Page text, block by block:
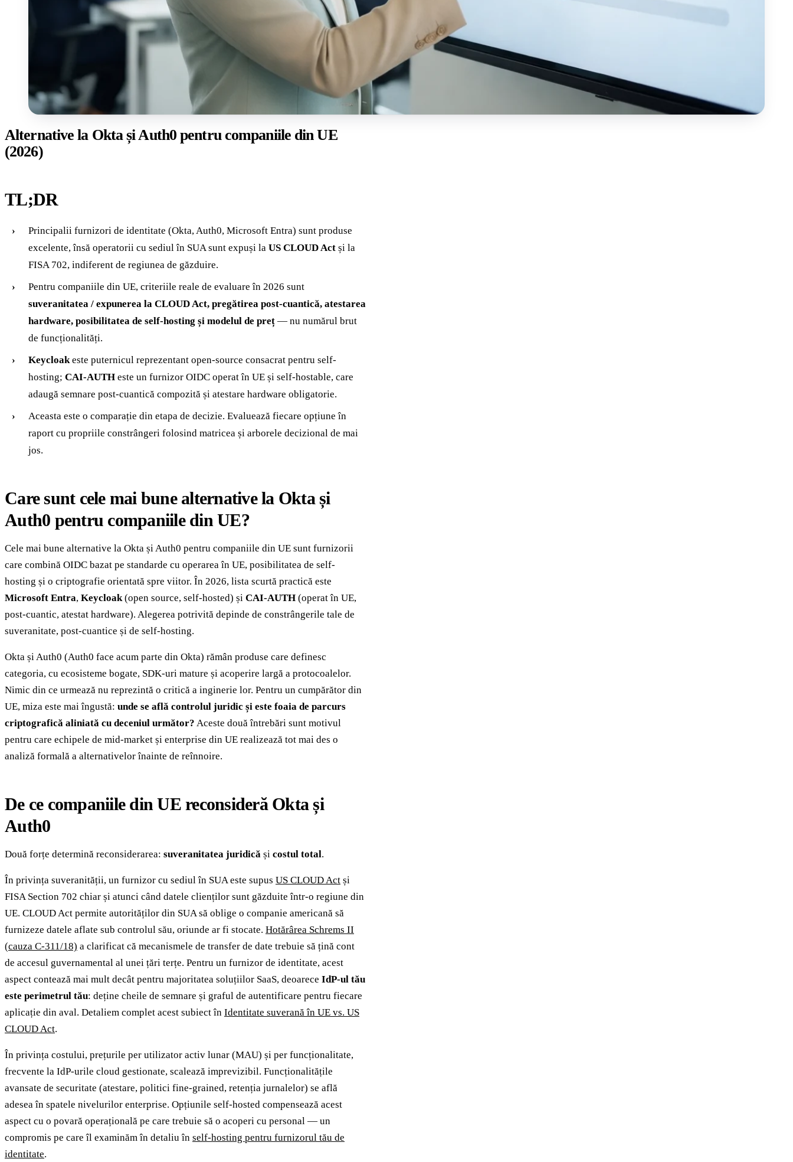
Alternative la Okta și Auth0 pentru companiile din UE
(2026)
TL;DR
Principalii furnizori de identitate (Okta, Auth0, Microsoft Entra) sunt produse
excelente, însă operatorii cu sediul în SUA sunt expuși la US CLOUD Act și la
FISA 702, indiferent de regiunea de găzduire.
Pentru companiile din UE, criteriile reale de evaluare în 2026 sunt
suveranitatea / expunerea la CLOUD Act, pregătirea post-cuantică, atestarea
hardware, posibilitatea de self-hosting și modelul de preț — nu numărul brut
de funcționalități.
Keycloakeste puternicul reprezentant open-source consacrat pentru self-
hosting; CAI-AUTH este un furnizor OIDC operat în UE și self-hostable, care
adaugă semnare post-cuantică compozită și atestare hardware obligatorie.
Aceasta este o comparație din etapa de decizie. Evaluează fiecare opțiune în
raport cu propriile constrângeri folosind matricea și arborele decizional de mai
jos.
Care sunt cele mai bune alternative la Okta și
Auth0 pentru companiile din UE?
Cele mai bune alternative la Okta și Auth0 pentru companiile din UE sunt furnizorii
care combină OIDC bazat pe standarde cu operarea în UE, posibilitatea de self-
hosting și o criptografie orientată spre viitor. În 2026, lista scurtă practică este
Microsoft Entra, Keycloak(open source, self-hosted) și CAI-AUTH (operat în UE,
post-cuantic, atestat hardware). Alegerea potrivită depinde de constrângerile tale de
suveranitate, post-cuantice și de self-hosting.
Okta și Auth0 (Auth0 face acum parte din Okta) rămân produse care definesc
categoria, cu ecosisteme bogate, SDK-uri mature și acoperire largă a protocoalelor.
Nimic din ce urmează nu reprezintă o critică a inginerie lor. Pentru un cumpărător din
UE, miza este mai îngustă: unde se află controlul juridic și este foaia de parcurs
criptografică aliniată cu deceniul următor? Aceste două întrebări sunt motivul
pentru care echipele de mid-market și enterprise din UE realizează tot mai des o
analiză formală a alternativelor înainte de reînnoire.
De ce companiile din UE reconsideră Okta și
Auth0
Două forțe determină reconsiderarea: suveranitatea juridică și costul total.
În privința suveranității, un furnizor cu sediul în SUA este supus US CLOUD Act și
FISA Section 702 chiar și atunci când datele clienților sunt găzduite într-o regiune din
UE. CLOUD Act permite autorităților din SUA să oblige o companie americană să
furnizeze datele aflate sub controlul său, oriunde ar fi stocate. Hotărârea Schrems II
(cauza C-311/18) a clarificat că mecanismele de transfer de date trebuie să țină cont
de accesul guvernamental al unei țări terțe. Pentru un furnizor de identitate, acest
aspect contează mai mult decât pentru majoritatea soluțiilor SaaS, deoarece IdP-ul tău
este perimetrul tău: deține cheile de semnare și graful de autentificare pentru fiecare
aplicație din aval. Detaliem complet acest subiect în Identitate suverană în UE vs. US
CLOUD Act.
În privința costului, prețurile per utilizator activ lunar (MAU) și per funcționalitate,
frecvente la IdP-urile cloud gestionate, scalează imprevizibil. Funcționalitățile
avansate de securitate (atestare, politici fine-grained, retenția jurnalelor) se află
adesea în spatele nivelurilor enterprise. Opțiunile self-hosted compensează acest
aspect cu o povară operațională pe care trebuie să o acoperi cu personal — un
compromis pe care îl examinăm în detaliu în self-hosting pentru furnizorul tău de
identitate.